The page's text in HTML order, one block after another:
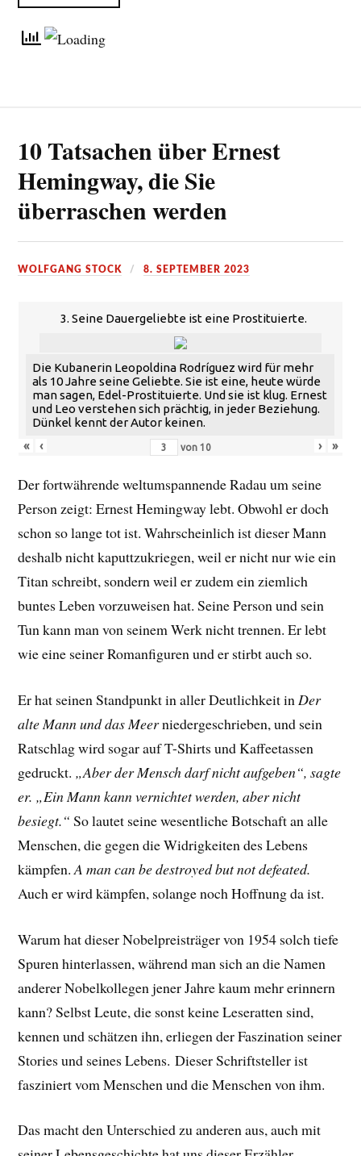
10 Tatsachen über Ernest
Hemingway, die Sie
überraschen werden
WOLFGANG STOCK 8. SEPTEMBER 2023
3. Seine Dauergeliebte ist eine Prostituierte.
Die Kubanerin Leopoldina Rodríguez wird für mehr
als 10 Jahre seine Geliebte. Sie ist eine, heute würde
man sagen, Edel-Prostituierte. Und sie ist klug. Ernest
und Leo verstehen sich prächtig, in jeder Beziehung.
Dünkel kennt der Autor keinen.
«
‹ von 10 › »
Der fortwährende weltumspannende Radau um seine
Person zeigt: Ernest Hemingway lebt. Obwohl er doch
schon so lange tot ist. Wahrscheinlich ist dieser Mann
deshalb nicht kaputtzukriegen, weil er nicht nur wie ein
Titan schreibt, sondern weil er zudem ein ziemlich
buntes Leben vorzuweisen hat. Seine Person und sein
Tun kann man von seinem Werk nicht trennen. Er lebt
wie eine seiner Romanfiguren und er stirbt auch so.
Er hat seinen Standpunkt in aller Deutlichkeit in Der
alte Mann und das Meerniedergeschrieben, und sein
Ratschlag wird sogar auf T-Shirts und Kaffeetassen
gedruckt. „Aber der Mensch darf nicht aufgeben“, sagte
er. „Ein Mann kann vernichtet werden, aber nicht
besiegt.“So lautet seine wesentliche Botschaft an alle
Menschen, die gegen die Widrigkeiten des Lebens
kämpfen. A man can be destroyed but not defeated.
Auch er wird kämpfen, solange noch Hoffnung da ist.
Warum hat dieser Nobelpreisträger von 1954 solch tiefe
Spuren hinterlassen, während man sich an die Namen
anderer Nobelkollegen jener Jahre kaum mehr erinnern
kann? Selbst Leute, die sonst keine Leseratten sind,
kennen und schätzen ihn, erliegen der Faszination seiner
Stories und seines Lebens. Dieser Schriftsteller ist
fasziniert vom Menschen und die Menschen von ihm.
Das macht den Unterschied zu anderen aus, auch mit